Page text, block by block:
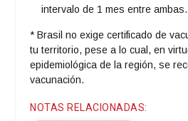
intervalo de 1 mes entre ambas.
* Brasil no exige certificado de
tu territorio, pese a lo cual, en
epidemiológica de la región, se
vacunación.
NOTAS RELACIONADAS: